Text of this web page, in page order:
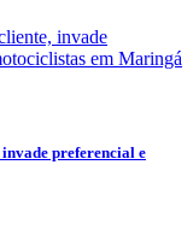
preferencial e